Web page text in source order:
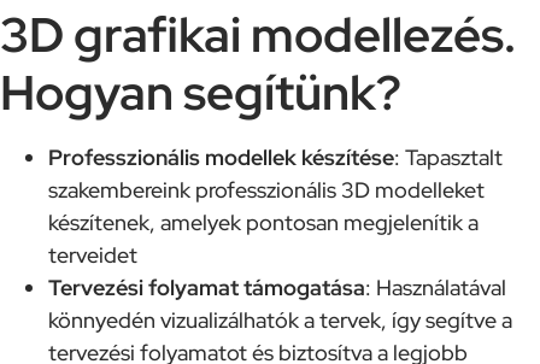
3D grafikai modellezés.
Hogyan segítünk?
Professzionális modellek készítése: Tapasztalt
szakembereink professzionális 3D modelleket
készítenek, amelyek pontosan megjelenítik a
terveidet
Tervezési folyamat támogatása: Használatával
könnyedén vizualizálhatók a tervek, így segítve a
tervezési folyamatot és biztosítva a legjobb